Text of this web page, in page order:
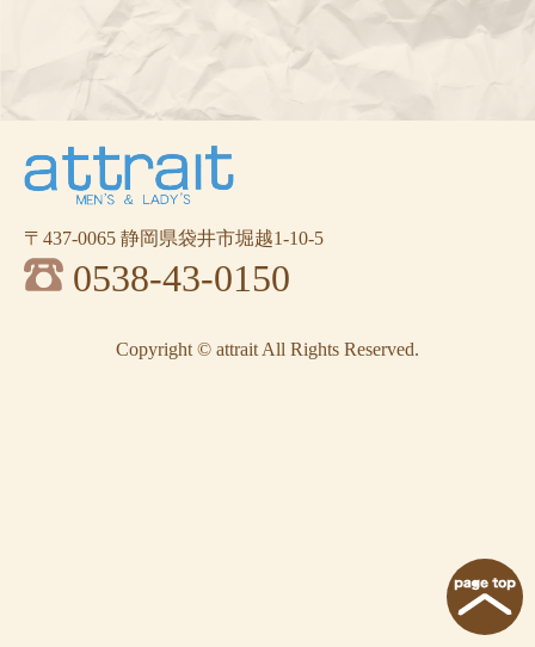
〒437-0065 静岡県袋井市堀越1-10-5
0538-43-0150
Copyright © attrait All Rights Reserved.